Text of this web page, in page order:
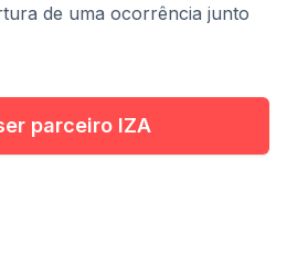
de uma ocorrência junto
parceiro IZA